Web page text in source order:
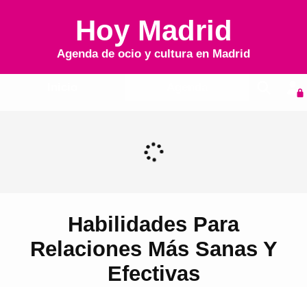
Hoy Madrid
Agenda de ocio y cultura en Madrid
Habilidades Para
Relaciones Más Sanas Y
Efectivas